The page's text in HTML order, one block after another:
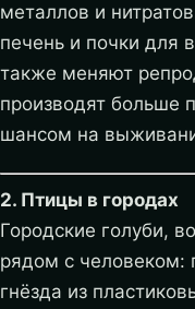
металлов и
печень и почки для
также меняют
производят больше
шансом на
2. Птицы в городах
Городские голуби,
рядом с человеком:
гнёзда из